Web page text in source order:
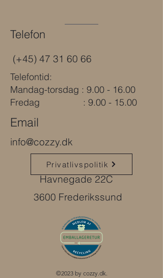
Telefon
(+45) 47 31 60 66
Telefontid:
Mandag-torsdag : 9.00 - 16.00
Fredag : 9.00 - 15.00
Email
info@cozzy.dk
Privatlivspolitik
Havnegade 22C
3600 Frederikssund
©2023 by cozzy.dk.